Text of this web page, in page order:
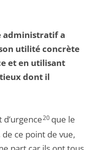
administratif a
utilité concrète
et en utilisant
dont il
20que le
ce point de vue,